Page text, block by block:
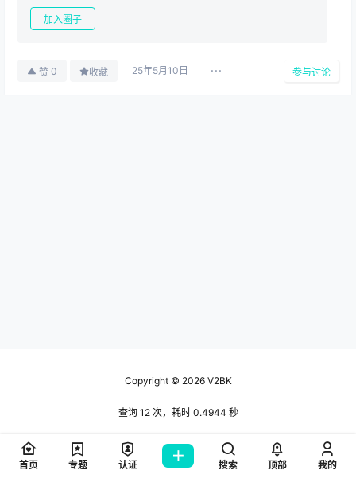
加入圈子
赞 0 收藏 25年5月10日 参与讨论
Copyright © 2026V2BK
查询 12 次，耗时 0.4944 秒
首页 专题 认证 搜索 顶部 我的